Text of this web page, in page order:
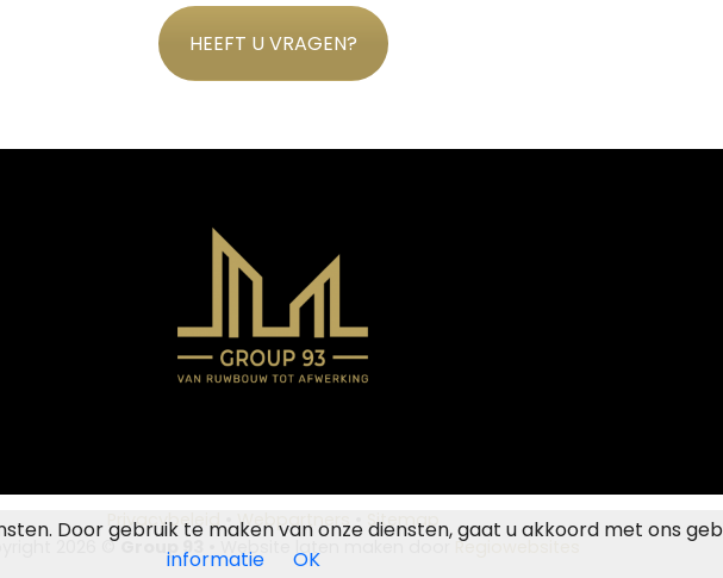
HEEFT U VRAGEN?
Privacybeleid•Webpartners• Sitemap
2026 © Group 93 • Website laten maken door Regiowebsites
Door gebruik te maken van onze diensten, gaat u akkoord met ons
informatie
OK